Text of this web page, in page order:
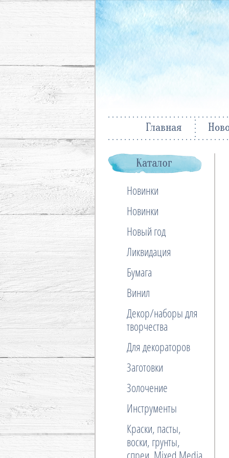
Главная
Новинки
Новинки
Новый год
Ликвидация
Бумага
Винил
Декор/наборы для
творчества
Для декораторов
Заготовки
Золочение
Инструменты
Краски, пасты,
воски, грунты,